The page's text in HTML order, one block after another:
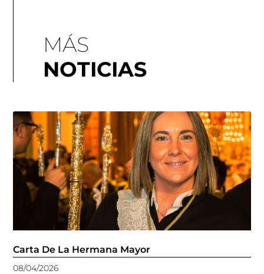
MÁS
NOTICIAS
Carta De La Hermana Mayor
08/04/2026